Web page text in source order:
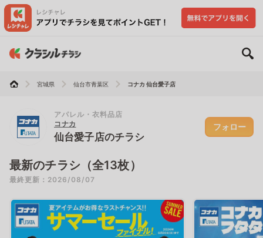
宮城県 仙台市青葉区 コナカ 仙台愛子店
アパレル・衣料品店
コナカ
仙台愛子店のチラシ
フォロー
最新のチラシ（全13枚）
最終更新：2026/08/07